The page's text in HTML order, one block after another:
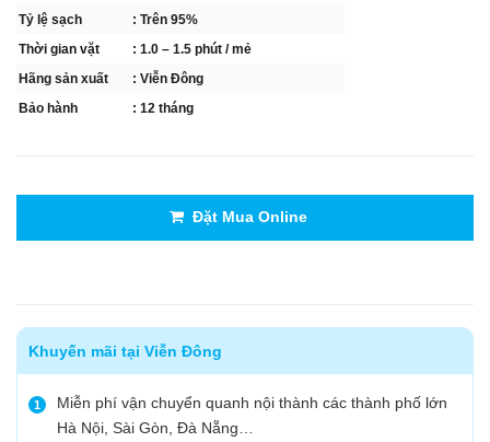
Tỷ lệ sạch
: Trên 95%
Thời gian vặt
: 1.0 – 1.5 phút / mẻ
Hãng sản xuất
: Viễn Đông
Bảo hành
: 12 tháng
Đặt Mua Online
Khuyến mãi tại Viễn Đông
1
Miễn phí vận chuyển quanh nội thành các thành phố lớn
Hà Nội, Sài Gòn, Đà Nẵng…